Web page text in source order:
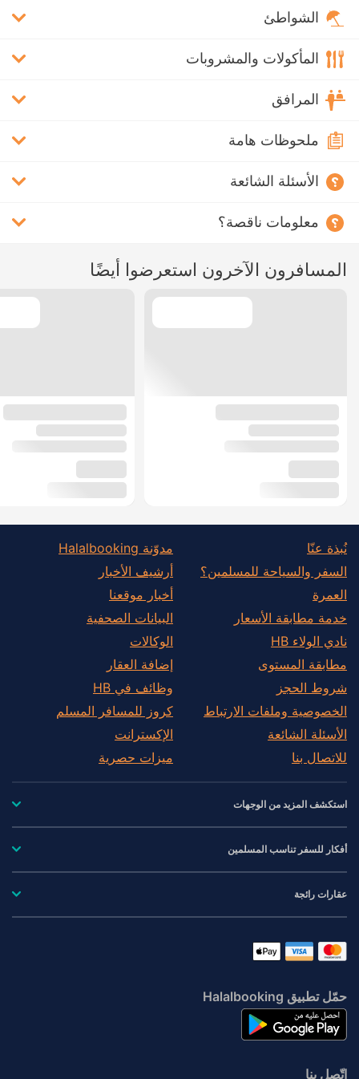
الشواطئ
المأكولات والمشروبات
المرافق
ملحوظات هامة
الأسئلة الشائعة
معلومات ناقصة؟
المسافرون الآخرون استعرضوا أيضًا
نُبذة عنّا
السفر والسياحة للمسلمين؟
العمرة
خدمة مطابقة الأسعار
نادي الولاء HB
مطابقة المستوى
شروط الحجز
الخصوصية وملفات الارتباط
الأسئلة الشائعة
للاتصال بنا
مدوّنة Halalbooking
أرشيف الأخبار
أخبار موقعنا
البيانات الصحفية
الوكالات
إضافة العقار
وظائف في HB
كروز للمسافر المسلم
الإكسترانت
ميزات حصرية
استكشف المزيد من الوجهات
أفكار للسفر تناسب المسلمين
عقارات رائجة
حمّل تطبيق Halalbooking
اتّصِل بنا